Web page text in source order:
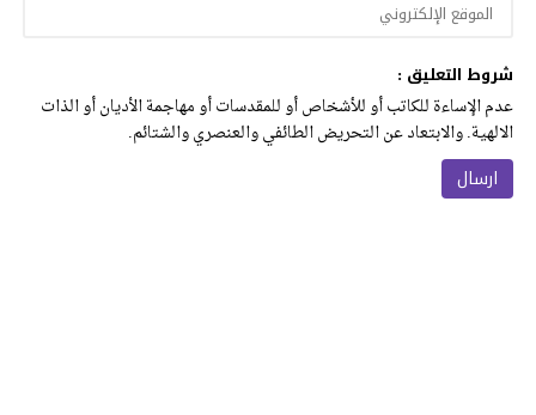
شروط التعليق :
عدم الإساءة للكاتب أو للأشخاص أو للمقدسات أو مهاجمة الأديان أو الذات
الالهية. والابتعاد عن التحريض الطائفي والعنصري والشتائم.